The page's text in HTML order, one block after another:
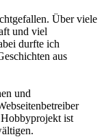
Über viele
und viel
durfte ich
aus
und
ist